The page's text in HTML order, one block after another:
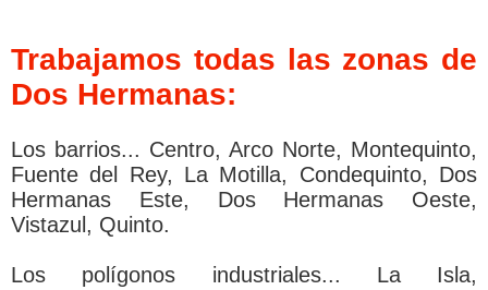
Trabajamos todas las zonas de
Dos Hermanas:
Los barrios... Centro, Arco Norte, Montequinto,
Fuente del Rey, La Motilla, Condequinto, Dos
Hermanas Este, Dos Hermanas Oeste,
Vistazul, Quinto.
Los polígonos industriales... La Isla,